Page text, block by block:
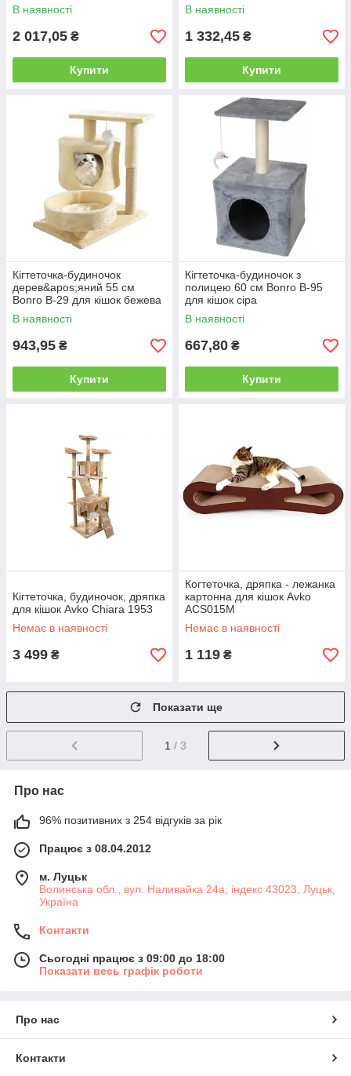
В наявності
2 017,05 ₴
Купити
В наявності
1 332,45 ₴
Купити
Кігтеточка-будиночок
дерев&apos;яний 55 см
Bonro B-29 для кішок бежева
В наявності
943,95 ₴
Купити
Кігтеточка-будиночок з
полицею 60 см Bonro B-95
для кішок сіра
В наявності
667,80 ₴
Купити
Кігтеточка, будиночок, дряпка
для кішок Avko Chiara 1953
Немає в наявності
3 499 ₴
Когтеточка, дряпка - лежанка
картонна для кішок Avko
ACS015M
Немає в наявності
1 119 ₴
Показати ще
1 / 3
Про нас
96% позитивних з 254 відгуків за рік
Працює з 08.04.2012
м. Луцьк
Волинська обл., вул. Наливайка 24а, індекс 43023, Луцьк,
Україна
Контакти
Сьогодні працює з 09:00 до 18:00
Показати весь графік роботи
Про нас
Контакти